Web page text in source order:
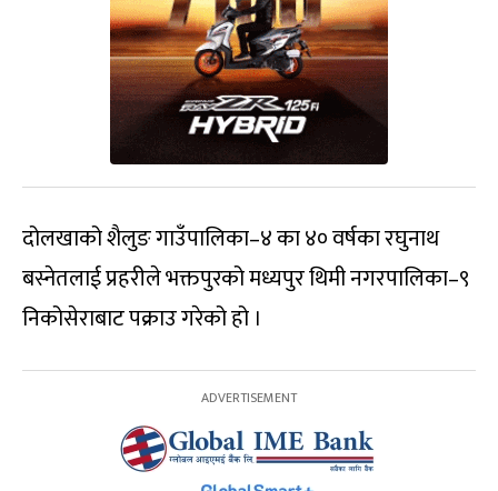
दोलखाको शैलुङ गाउँपालिका–४ का ४० वर्षका रघुनाथ
बस्नेतलाई प्रहरीले भक्तपुरको मध्यपुर थिमी नगरपालिका–९
निकोसेराबाट पक्राउ गरेको हो ।